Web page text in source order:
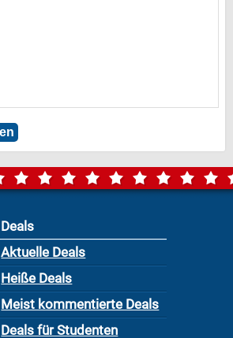
Deals
Aktuelle Deals
Heiße Deals
Meist kommentierte Deals
Deals für Studenten